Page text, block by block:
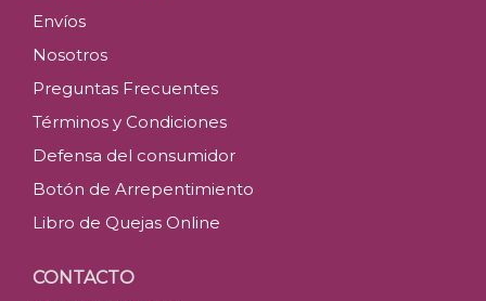
Envíos
Nosotros
Preguntas Frecuentes
Términos y Condiciones
Defensa del consumidor
Botón de Arrepentimiento
Libro de Quejas Online
CONTACTO